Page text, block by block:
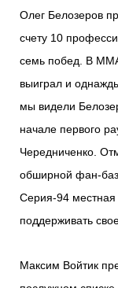
Олег Белозеров
счету 10
семь побед. В
выиграл и
мы видели
начале первого
Чередниченко.
обширной фан-
Серия-94 местная
поддерживать
Максим Войтик